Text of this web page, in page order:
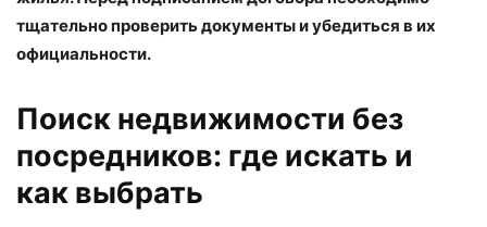
тщательно проверить документы и убедиться в их
официальности.
Поиск недвижимости без
посредников: где искать и
как выбрать